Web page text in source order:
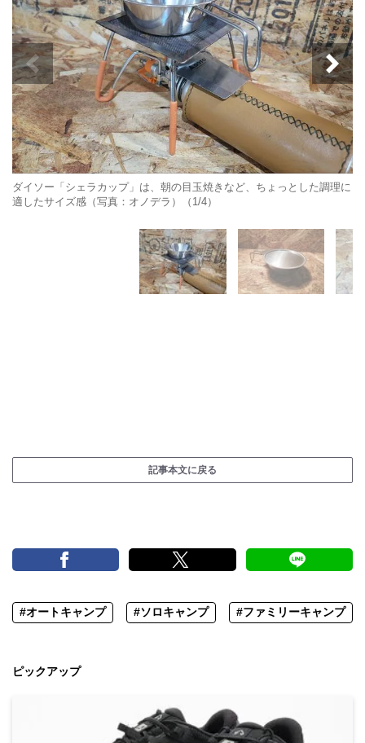
ダイソー「シェラカップ」は、朝の目玉焼きなど、ちょっとした調理に
適したサイズ感（写真：オノデラ）（1/4）
記事本文に戻る
#オートキャンプ #ソロキャンプ #ファミリーキャンプ
ピックアップ